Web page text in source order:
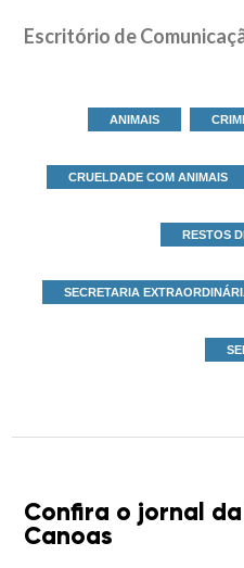
Escritório de
ANIMAIS
CRUELDADE COM ANIMAIS
RESTOS
SECRETARIA
Confira o jornal
Canoas